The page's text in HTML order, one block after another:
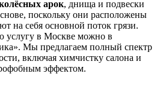
арок, днища и подвески
поскольку они расположены
на себя основной поток грязи.
услугу в Москве можно в
Мы предлагаем полный спектр
включая химчистку салона и
эффектом.